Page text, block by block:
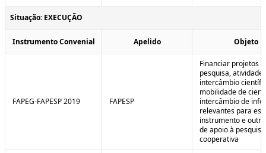
Situação: EXECUÇÃO
Instrumento Convenial Apelido Objeto
FAPEG-FAPESP 2019 FAPESP
Financiar projetos
pesquisa,
intercâmbio
mobilidade de
intercâmbio de
relevantes para
instrumento e
de apoio à pesquisa
cooperativa